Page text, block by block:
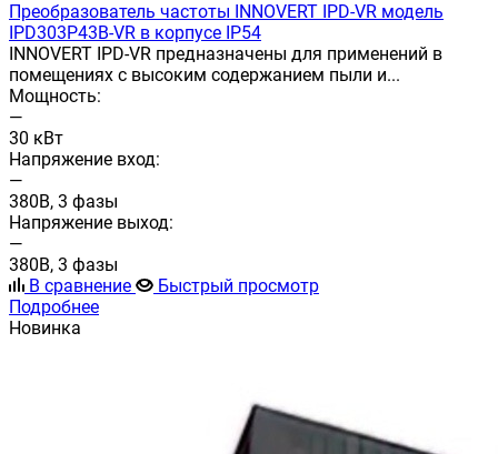
Преобразователь частоты INNOVERT IРD-VR модель
IPD303P43B-VR в корпусе IP54
INNOVERT IPD-VR предназначены для применений в
помещениях с высоким содержанием пыли и...
Мощность:
—
30 кВт
Напряжение вход:
—
380В, 3 фазы
Напряжение выход:
—
380В, 3 фазы
В сравнение
Быстрый просмотр
Подробнее
Новинка